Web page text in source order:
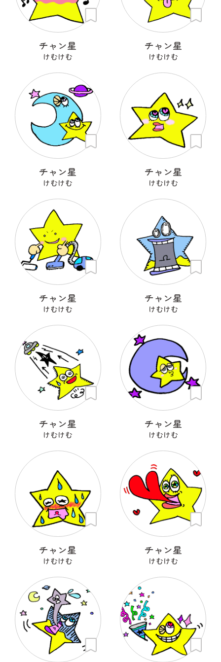
チャン星
けむけむ
チャン星
けむけむ
チャン星
けむけむ
チャン星
けむけむ
チャン星
けむけむ
チャン星
けむけむ
チャン星
けむけむ
チャン星
けむけむ
チャン星
けむけむ
チャン星
けむけむ